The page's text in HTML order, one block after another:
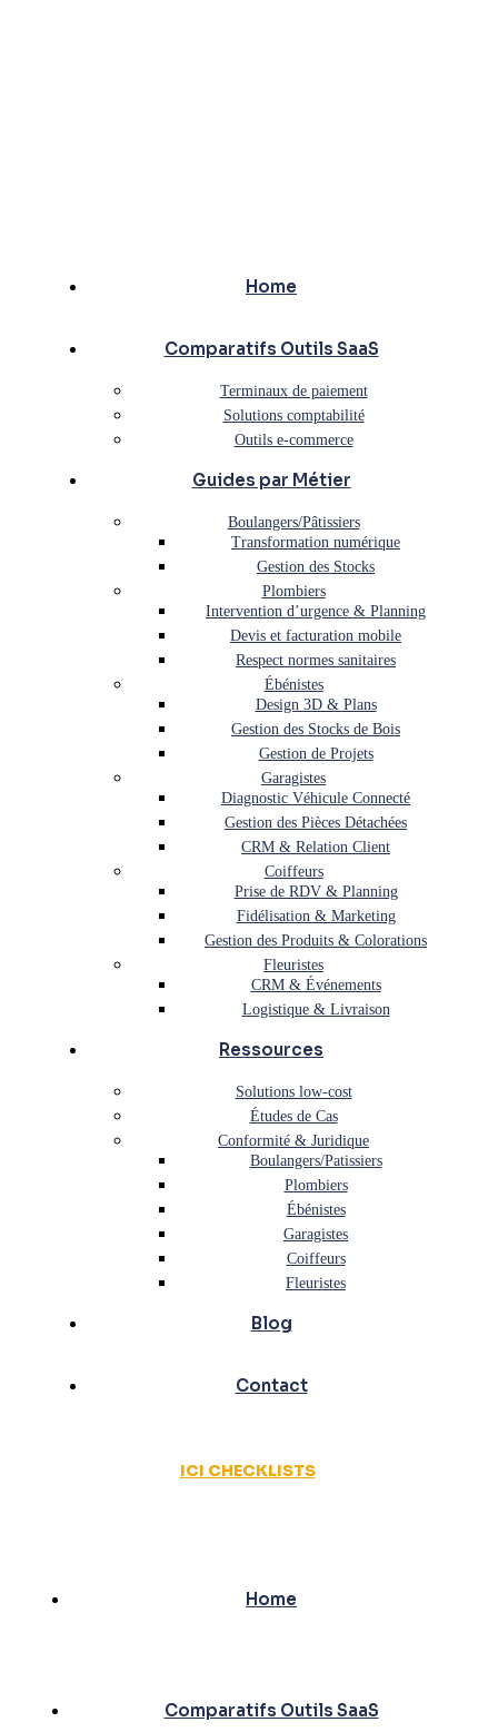
Home
Comparatifs Outils SaaS
Terminaux de paiement
Solutions comptabilité
Outils e-commerce
Guides par Métier
Boulangers/Pâtissiers
Transformation numérique
Gestion des Stocks
Plombiers
Intervention d’urgence & Planning
Devis et facturation mobile
Respect normes sanitaires
Ébénistes
Design 3D & Plans
Gestion des Stocks de Bois
Gestion de Projets
Garagistes
Diagnostic Véhicule Connecté
Gestion des Pièces Détachées
CRM & Relation Client
Coiffeurs
Prise de RDV & Planning
Fidélisation & Marketing
Gestion des Produits & Colorations
Fleuristes
CRM & Événements
Logistique & Livraison
Ressources
Solutions low-cost
Études de Cas
Conformité & Juridique
Boulangers/Patissiers
Plombiers
Ébénistes
Garagistes
Coiffeurs
Fleuristes
Blog
Contact
ICI CHECKLISTS
Home
Comparatifs Outils SaaS